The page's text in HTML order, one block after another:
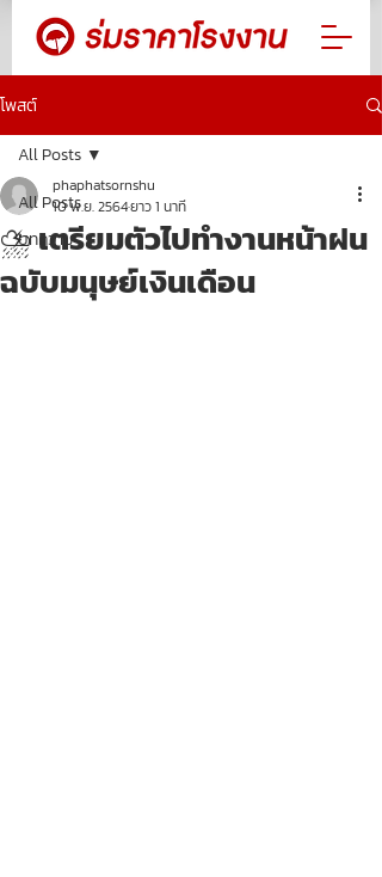
โพสต์
All Posts
บทความ
All Posts
⛈ เตรียมตัวไปทำงานหน้าฝน
ฉบับมนุษย์เงินเดือน
phaphatsornshu
10 พ.ย. 2564ยาว 1 นาที